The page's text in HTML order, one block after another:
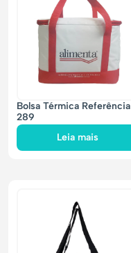
Bolsa Térmica Referência
289
Leia mais